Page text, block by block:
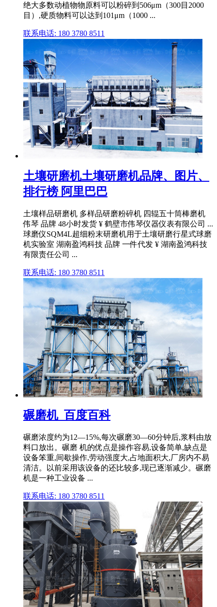
绝大多数动植物物原料可以粉碎到506μm（300目2000
目）,硬质物料可以达到101μm（1000 ...
联系电话: 180 3780 8511
土壤研磨机土壤研磨机品牌、图片、
排行榜 阿里巴巴
土壤样品研磨机 多样品研磨粉碎机 四辊五十筒棒磨机
伟琴 品牌 48小时发货 ¥ 鹤壁市伟琴仪器仪表有限公司 ...
球磨仪SQM4L超细粉末研磨机用于土壤研磨行星式球磨
机实验室 湖南盈鸿科技 品牌 一件代发 ¥ 湖南盈鸿科技
有限责任公司 ...
联系电话: 180 3780 8511
碾磨机_百度百科
碾磨浓度约为12—15%,每次碾磨30—60分钟后,浆料由放
料口放出。碾磨 机的优点是操作容易,设备简单,缺点是
设备笨重,间歇操作,劳动强度大,占地面积大,厂房内不易
清洁。以前采用该设备的还比较多,现已逐渐减少。碾磨
机是一种工业设备 ...
联系电话: 180 3780 8511